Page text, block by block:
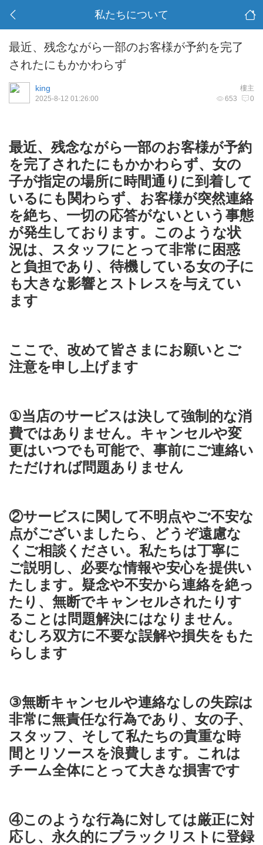
私たちについて
最近、残念ながら一部のお客様が予約を完了
されたにもかかわらず
樓主
king
653 0
2025-8-12 01:26:00
最近、残念ながら一部のお客様が予約
を完了されたにもかかわらず、女の
子が指定の場所に時間通りに到着して
いるにも関わらず、お客様が突然連絡
を絶ち、一切の応答がないという事態
が発生しております。このような状
況は、スタッフにとって非常に困惑
と負担であり、待機している女の子に
も大きな影響とストレスを与えてい
ます
ここで、改めて皆さまにお願いとご
注意を申し上げます
①当店のサービスは決して強制的な消
費ではありません。キャンセルや変
更はいつでも可能で、事前にご連絡い
ただければ問題ありません
②サービスに関して不明点やご不安な
点がございましたら、どうぞ遠慮な
くご相談ください。私たちは丁寧に
ご説明し、必要な情報や安心を提供い
たします。疑念や不安から連絡を絶っ
たり、無断でキャンセルされたりす
ることは問題解決にはなりません。
むしろ双方に不要な誤解や損失をもた
らします
③無断キャンセルや連絡なしの失踪は
非常に無責任な行為であり、女の子、
スタッフ、そして私たちの貴重な時
間とリソースを浪費します。これは
チーム全体にとって大きな損害です
④このような行為に対しては厳正に対
応し、永久的にブラックリストに登録